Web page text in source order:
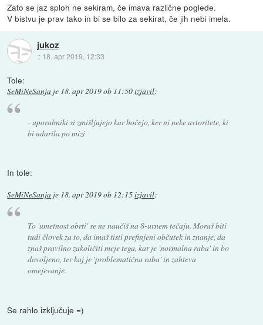
Zato se jaz sploh ne sekiram, če imava različne poglede.
V bistvu je prav tako in bi se bilo za sekirat, če jih nebi imela.
jukoz
:: 18. apr 2019, 12:33
Tole:
SeMiNeSanja je 18. apr 2019 ob 11:50izjavil:
- uporabniki si zmišljujejo kar hočejo, ker ni neke avtoritete, ki
bi udarila po mizi
In tole:
SeMiNeSanja je 18. apr 2019 ob 12:15izjavil:
To 'umetnost obrti' se ne naučiš na 8-urnem tečaju. Moraš biti
tudi človek za to, da imaš tisti prefinjeni občutek in znanje, da
znaš pravilno zakoličiti meje tega, kar je 'normalna raba' in bo
dovoljeno, ter kaj je 'problematična raba' in zahteva
omejevanje.
Se rahlo izključuje =)